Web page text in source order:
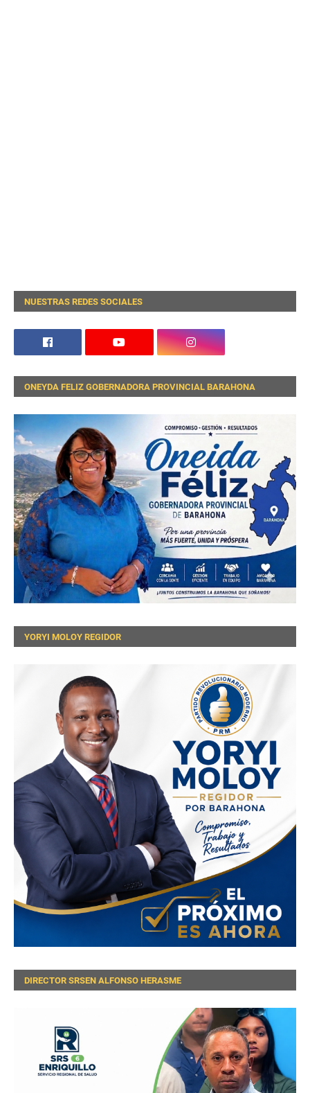
NUESTRAS REDES SOCIALES
ONEYDA FELIZ GOBERNADORA PROVINCIAL BARAHONA
YORYI MOLOY REGIDOR
DIRECTOR SRSEN ALFONSO HERASME